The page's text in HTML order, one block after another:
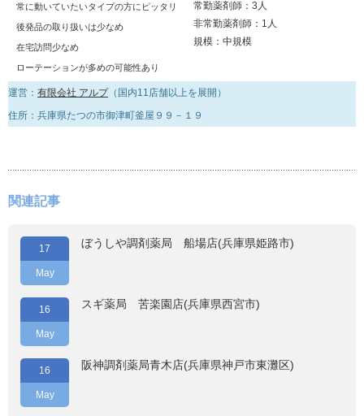
常に動いていたいタイプの方にピッタリ
後発品の取り扱いは少なめ
在宅訪問少なめ
ローテーションが多めの可能性あり
常勤薬剤師：3人
非常勤薬剤師：1人
規模：中規模
運営： 有限会社 アルプ（国内11店舗以上を展開）
住所：兵庫県たつの市御津町釜屋９９－１９
関連記事
17
May
ぼうしや調剤薬局 船場店(兵庫県姫路市)
16
May
スギ薬局 苦楽園店(兵庫県西宮市)
16
May
阪神調剤薬局青木店(兵庫県神戸市東灘区)